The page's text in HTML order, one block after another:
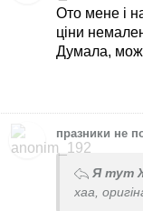
Ото мене і
ціни
Думала,
празники не
Я тут
хаа,